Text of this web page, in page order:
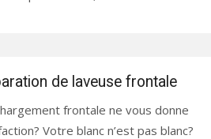
de laveuse frontale
frontale ne vous donne
Votre blanc n’est pas blanc?